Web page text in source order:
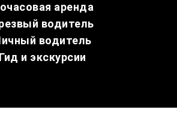
аренда
водитель
водитель
Гид и экскурсии